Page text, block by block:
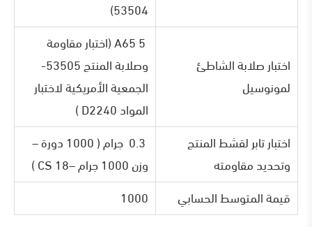
53504)
اختبار صلابة الشاطئ
لمونوسيل
5 A65 (اختبار مقاومة
وصلابة المنتج 53505-
الجمعية الأمريكية لاختبار
المواد D2240 )
اختبار تابر لقشط المنتج
وتحديد مقاومته
0.3 جرام ( 1000 دورة –
وزن 1000 جرام –CS 18 )
قيمة المتوسط الحسابي
1000